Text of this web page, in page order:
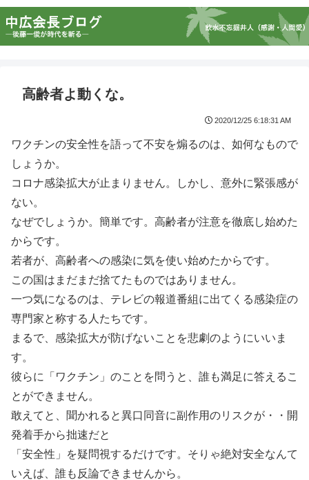
高齢者よ動くな。
2020/12/25 6:18:31 AM
ワクチンの安全性を語って不安を煽るのは、如何なもので
しょうか。
コロナ感染拡大が止まりません。しかし、意外に緊張感が
ない。
なぜでしょうか。簡単です。高齢者が注意を徹底し始めた
からです。
若者が、高齢者への感染に気を使い始めたからです。
この国はまだまだ捨てたものではありません。
一つ気になるのは、テレビの報道番組に出てくる感染症の
専門家と称する人たちです。
まるで、感染拡大が防げないことを悲劇のようにいいま
す。
彼らに「ワクチン」のことを問うと、誰も満足に答えるこ
とができません。
敢えてと、聞かれると異口同音に副作用のリスクが・・開
発着手から拙速だと
「安全性」を疑問視するだけです。そりゃ絶対安全なんて
いえば、誰も反論できませんから。